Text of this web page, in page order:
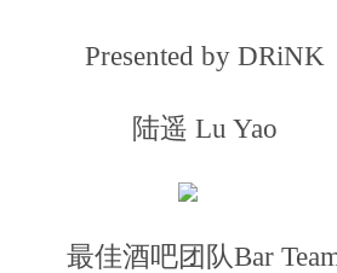
Presented by DRiNK
陆遥 Lu Yao
最佳酒吧团队Bar